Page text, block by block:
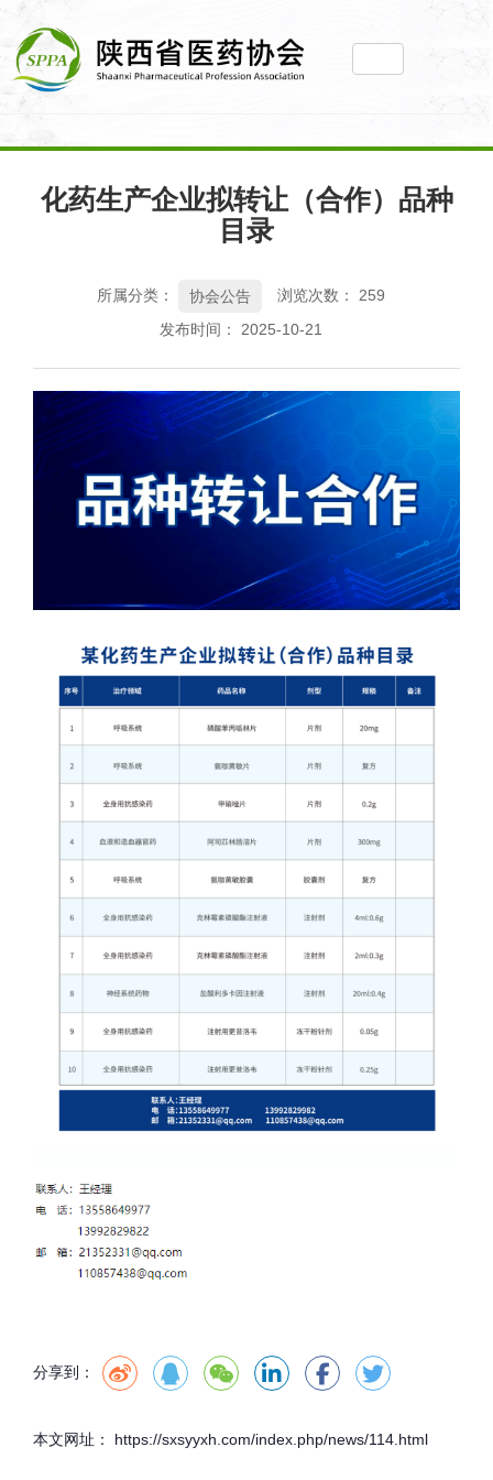
您当前所在位置： 主页 新闻动态 >协会公告
化药生产企业拟转
让（合作）品种目录
化药生产企业拟转让（合作）品种
目录
所属分类： 协会公告 浏览次数： 259
发布时间： 2025-10-21
分享到：
本文网址： https://sxsyyxh.com/index.php/news/114.html